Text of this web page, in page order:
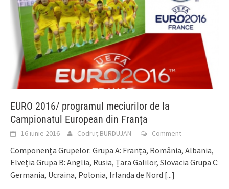
EURO 2016/ programul meciurilor de la
Campionatul European din Franța
16 iunie 2016 Codruț BURDUJAN Comment
Componența Grupelor: Grupa A: Franța, România, Albania,
Elveția Grupa B: Anglia, Rusia, Țara Galilor, Slovacia Grupa C:
Germania, Ucraina, Polonia, Irlanda de Nord [...]